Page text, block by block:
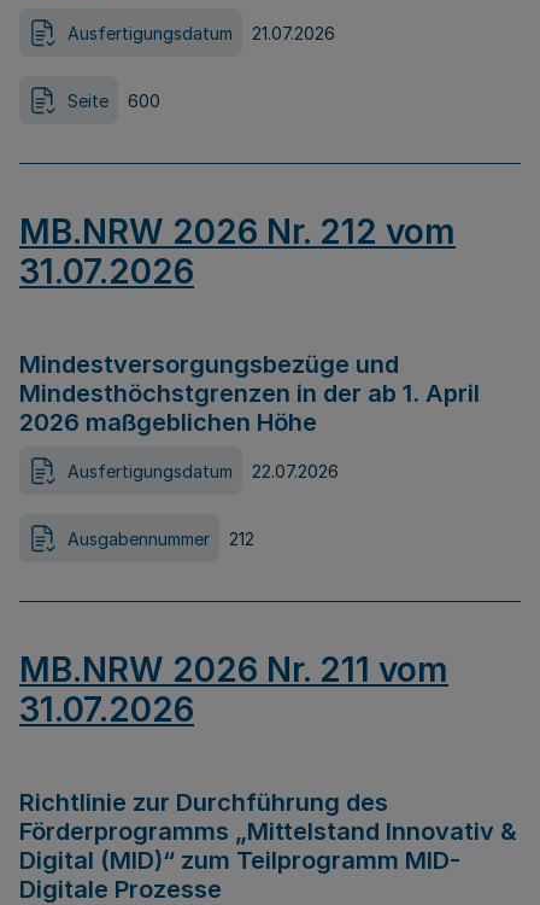
Ausfertigungsdatum 21.07.2026
Seite 600
MB.NRW 2026 Nr. 212 vom
31.07.2026
Mindestversorgungsbezüge und
Mindesthöchstgrenzen in der ab 1. April
2026 maßgeblichen Höhe
Ausfertigungsdatum 22.07.2026
Ausgabennummer 212
MB.NRW 2026 Nr. 211 vom
31.07.2026
Richtlinie zur Durchführung des
Förderprogramms „Mittelstand Innovativ &
Digital (MID)“ zum Teilprogramm MID-
Digitale Prozesse